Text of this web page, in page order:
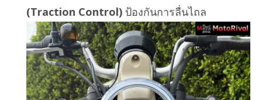
(Traction Control) ป้องกันการลื่นไถล